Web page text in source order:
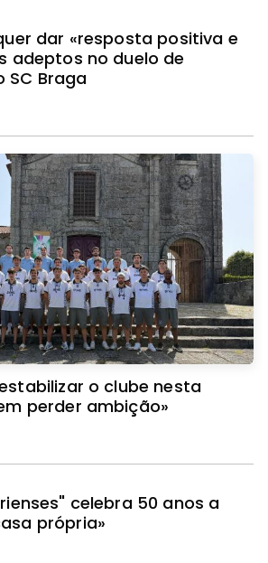
dar «resposta positiva e
adeptos no duelo de
SC Braga
o clube nesta
perder ambição»
celebra 50 anos a
própria»